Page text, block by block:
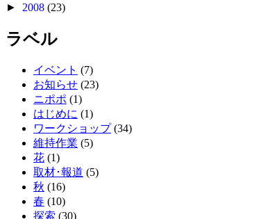
► 2008 (23)
ラベル
イベント (7)
お知らせ (23)
ニポポ (1)
はじめに (1)
ワークショップ (34)
維持作業 (5)
花 (1)
取材･報道 (5)
秋 (16)
春 (10)
探索 (30)